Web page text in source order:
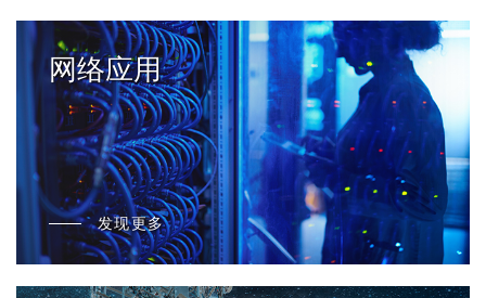
网络应用
发现更多